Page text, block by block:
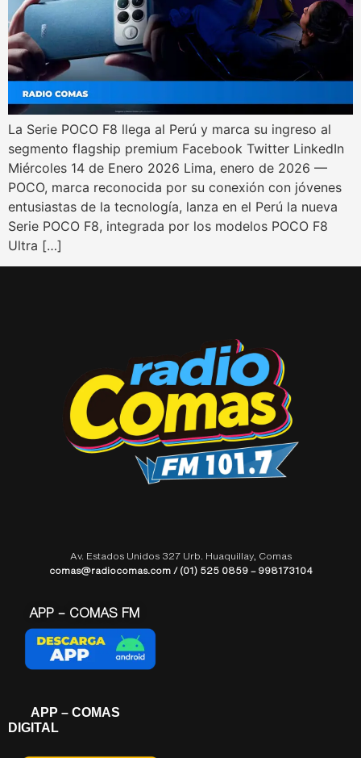
La Serie POCO F8 llega al Perú y marca su ingreso al
segmento flagship premium Facebook Twitter LinkedIn
Miércoles 14 de Enero 2026 Lima, enero de 2026 —
POCO, marca reconocida por su conexión con jóvenes
entusiastas de la tecnología, lanza en el Perú la nueva
Serie POCO F8, integrada por los modelos POCO F8
Ultra […]
Av. Estados Unidos 327 Urb. Huaquillay, Comas
comas@radiocomas.com / (01) 525 0859 – 998173104
APP – COMAS FM
APP – COMAS
DIGITAL